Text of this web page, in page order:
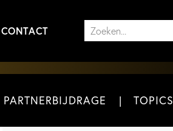
CONTACT
PARTNERBIJDRAGE TOPICS